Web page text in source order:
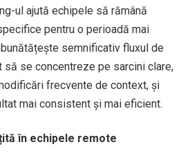
ul ajută echipele să rămână
pentru o perioadă mai
semnificativ fluxul de
să se concentreze pe sarcini clare,
frecvente de context, și
mai consistent și mai eficient.
în echipele remote